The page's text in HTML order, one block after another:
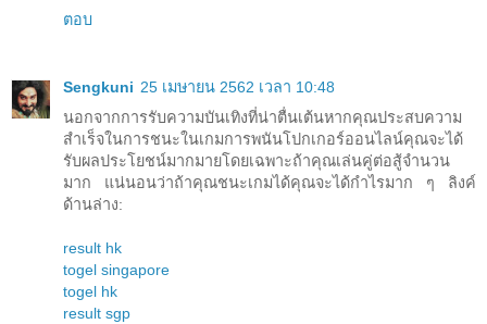
ตอบ
Sengkuni 25 เมษายน 2562 เวลา 10:48
นอกจากการรับความบันเทิงที่น่าตื่นเต้นหากคุณประสบความ
สำเร็จในการชนะในเกมการพนันโปกเกอร์ออนไลน์คุณจะได้
รับผลประโยชน์มากมายโดยเฉพาะถ้าคุณเล่นคู่ต่อสู้จำนวน
มาก แน่นอนว่าถ้าคุณชนะเกมได้คุณจะได้กำไรมาก ๆ ลิงค์
ด้านล่าง:
result hk
togel singapore
togel hk
result sgp